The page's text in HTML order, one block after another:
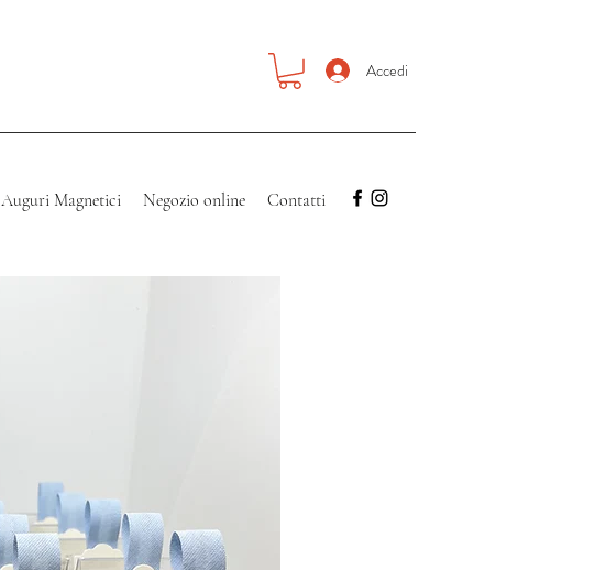
Accedi
Auguri Magnetici Negozio online Contatti